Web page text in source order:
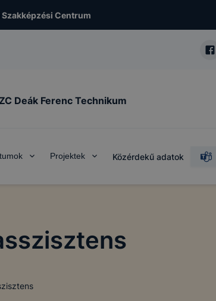
Centrum
Deák Ferenc Technikum
Projektek Közérdekű adatok